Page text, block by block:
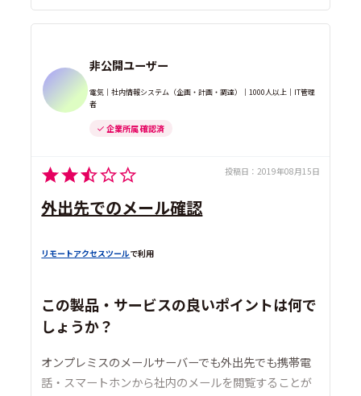
非公開ユーザー
電気｜社内情報システム（企画・計画・調達）｜1000人以上｜IT管理
者
企業所属 確認済
投稿日： 2019年08月15日
外出先でのメール確認
リモートアクセスツールで利用
この製品・サービスの良いポイントは何で
しょうか？
オンプレミスのメールサーバーでも外出先でも携帯電
話・スマートホンから社内のメールを閲覧することが